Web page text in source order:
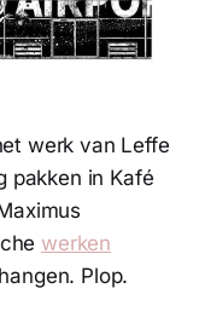
werk van Leffe
pakken in Kafé
werken
Plop.